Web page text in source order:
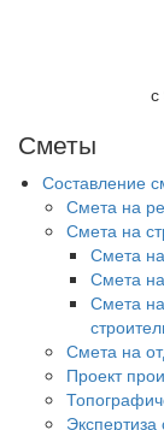
Сметы
Составление
Смета на
Смета на
Смета
Смета
Смета на
Смета на
Проект
Экспертиза